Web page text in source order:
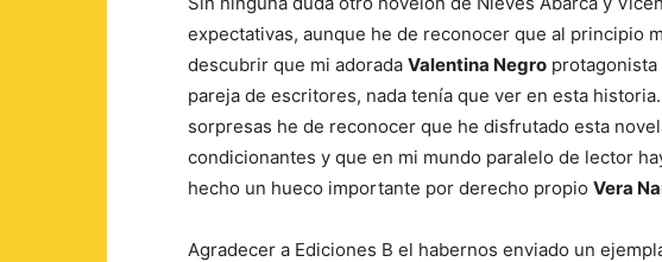
expectativas, aunque he de reconocer que al principio
descubrir que mi adorada Valentina Negro
pareja de escritores, nada tenía que ver en esta
sorpresas he de reconocer que he disfrutado esta
condicionantes y que en mi mundo paralelo de lector
hecho un hueco importante por derecho propio Vera
Agradecer a Ediciones B el habernos enviado un